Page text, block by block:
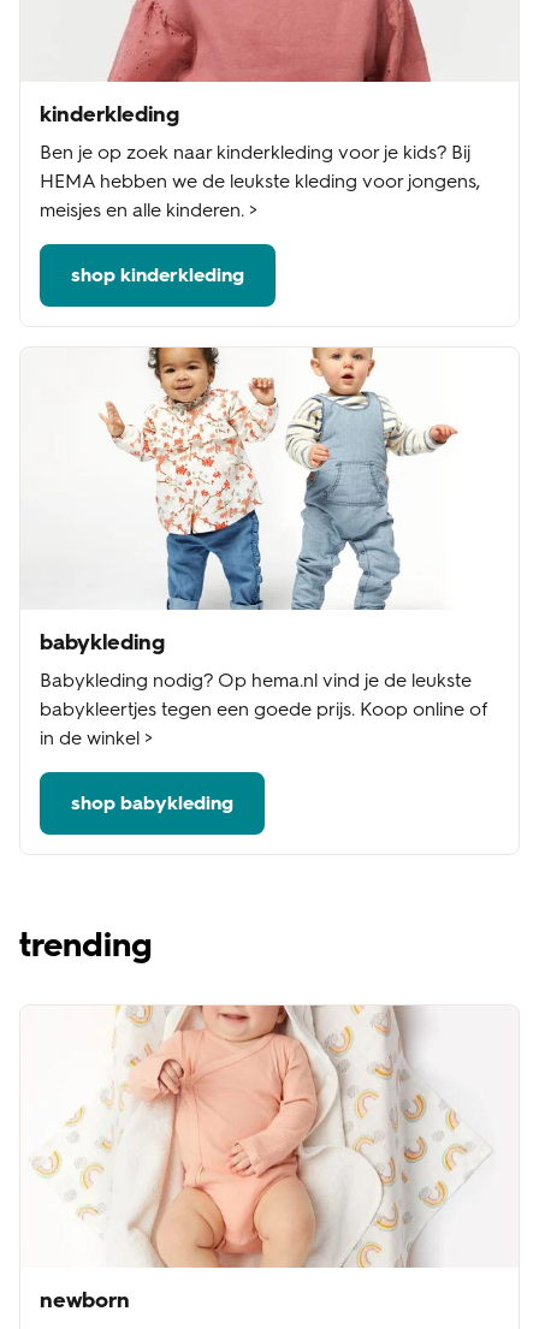
kinderkleding
Ben je op zoek naar kinderkleding voor je kids? Bij
HEMA hebben we de leukste kleding voor jongens,
meisjes en alle kinderen. >
shop kinderkleding
babykleding
Babykleding nodig? Op hema.nl vind je de leukste
babykleertjes tegen een goede prijs. Koop online of
in de winkel >
shop babykleding
trending
newborn